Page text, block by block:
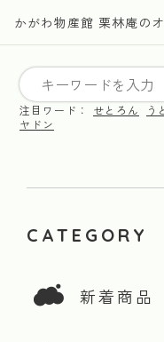
かがわ物産館 栗林庵の
注目ワード： せとろん う
ヤドン
CATEGORY
新着商品